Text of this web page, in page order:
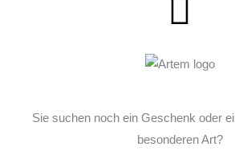
Sie suchen noch ein Geschenk oder
besonderen Art?